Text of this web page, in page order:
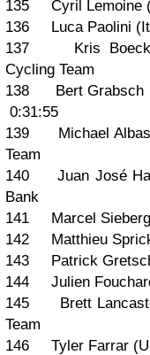
135 Cyril Lemoine
136 Luca Paolini
137 Kris
Cycling Team
138 Bert Grabsch
0:31:55
139 Michael
Team
140 Juan José
Bank
141 Marcel Sieberg
142 Matthieu
143 Patrick
144 Julien
145 Brett
Team
146 Tyler Farrar